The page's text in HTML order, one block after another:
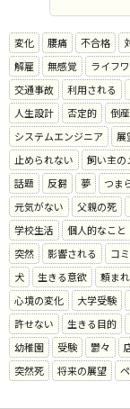
変化 腰痛 不合格
解雇
無感覚 ライフ
交通事故
利用される
人生設計
否定的 倒産
システムエンジニア
展
止められない
飼い主の
話題
反芻 夢 つま
元気がない
父親の死
学校生活
個人的なこと
突然
影響される コ
犬
生きる意欲 頼ま
心境の変化
大学受験
許せない
生きる目的
幼稚園
受験 鬱々
突然死
将来の展望